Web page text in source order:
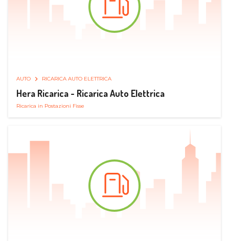
AUTO RICARICA AUTO ELETTRICA
Hera Ricarica - Ricarica Auto Elettrica
Ricarica in Postazioni Fisse